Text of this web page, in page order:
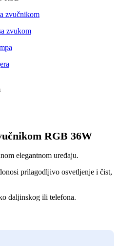
RGB 36W
elegantnom uređaju.
prilagodljivo osvetljenje i čist,
daljinskog ili telefona.